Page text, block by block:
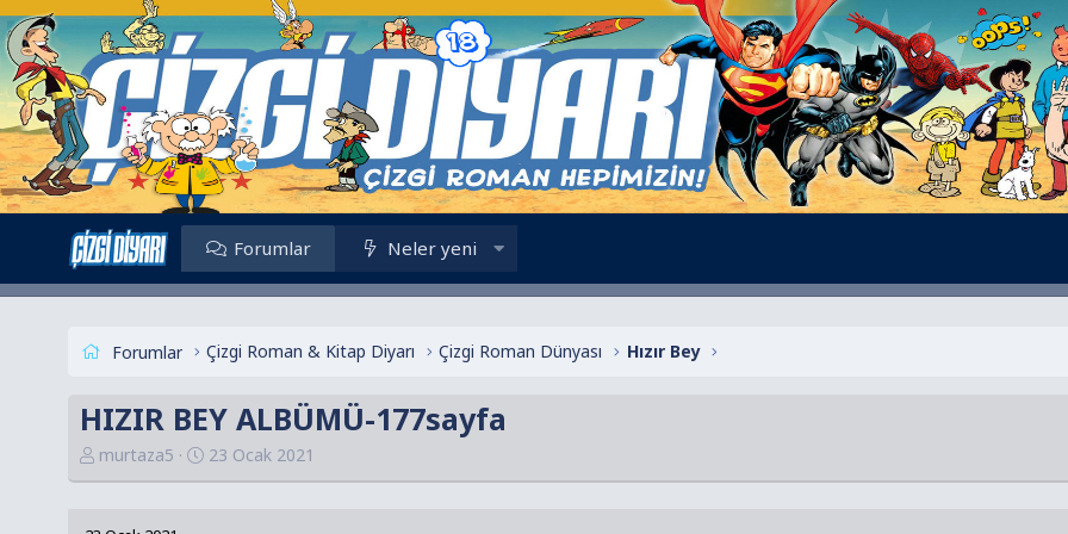
Forumlar Neler yeni
Forumlar Çizgi Roman & Kitap Diyarı Çizgi Roman Dünyası Hızır Bey
HIZIR BEY ALBÜMÜ-177sayfa
K
o
murtaza5
B
a
23 Ocak 2021